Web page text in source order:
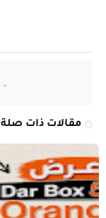
مقالات ذات صلة